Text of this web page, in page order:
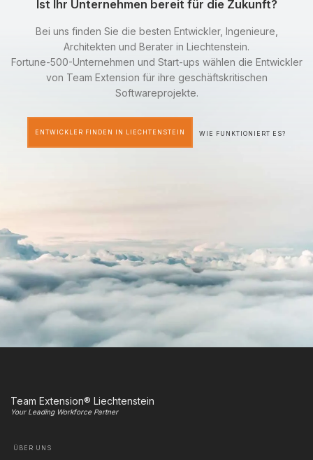
Ist Ihr Unternehmen bereit für die Zukunft?
Bei uns finden Sie die besten Entwickler, Ingenieure,
Architekten und Berater in Liechtenstein.
Fortune-500-Unternehmen und Start-ups wählen die Entwickler
von Team Extension für ihre geschäftskritischen
Softwareprojekte.
ENTWICKLER FINDEN IN LIECHTENSTEIN WIE FUNKTIONIERT ES?
Team Extension® Liechtenstein
Your Leading Workforce Partner
ÜBER UNS